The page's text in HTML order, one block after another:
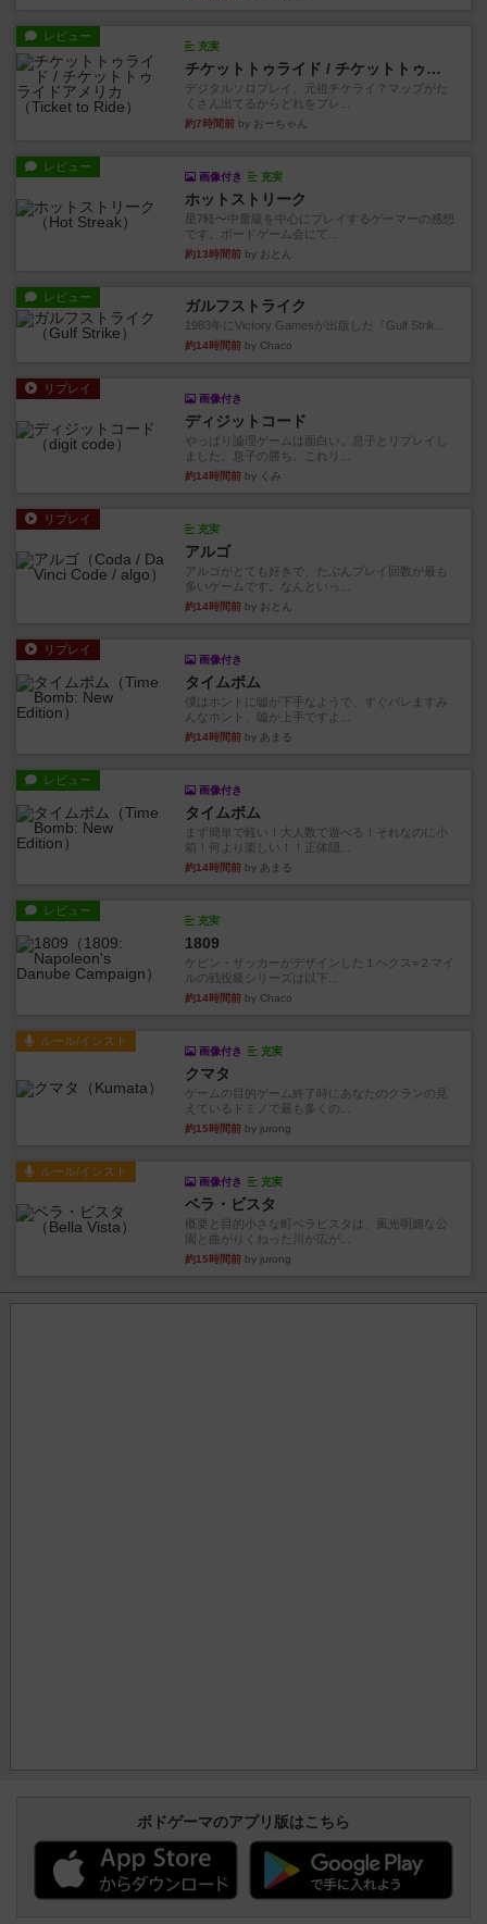
レビュー
充実
チケットトゥライド / チケットトゥライドアメリカ
デジタルソロプレイ。元祖チケライ？マップがた
くさん出てるからどれをプレ...
約7時間前 by おーちゃん
レビュー
画像付き 充実
ホットストリーク
星7軽〜中量級を中心にプレイするゲーマーの感想
です。ボードゲーム会にて...
約13時間前 by おとん
レビュー ガルフストライク
1983年にVictory Gamesが出版した『Gulf Strik...
約14時間前 by Chaco
リプレイ
画像付き
ディジットコード
やっぱり論理ゲームは面白い。息子とリプレイし
ました。息子の勝ち。これリ...
約14時間前 by くみ
リプレイ
充実
アルゴ
アルゴがとても好きで、たぶんプレイ回数が最も
多いゲームです。なんといっ...
約14時間前 by おとん
リプレイ
画像付き
タイムボム
僕はホントに嘘が下手なようで、すぐバレますみ
んなホント、嘘が上手ですよ...
約14時間前 by あまる
レビュー
画像付き
タイムボム
まず簡単で軽い！大人数で遊べる！それなのに小
箱！何より楽しい！！正体隠...
約14時間前 by あまる
レビュー
充実
1809
ケビン・ザッカーがデザインした１ヘクス=２マイ
ルの戦役級シリーズは以下...
約14時間前 by Chaco
ルール/インスト
画像付き 充実
クマタ
ゲームの目的ゲーム終了時にあなたのクランの見
えているドミノで最も多くの...
約15時間前 by jurong
ルール/インスト
画像付き 充実
ベラ・ビスタ
概要と目的小さな町ベラビスタは、風光明媚な公
園と曲がりくねった川が広が...
約15時間前 by jurong
ボドゲーマのアプリ版はこちら